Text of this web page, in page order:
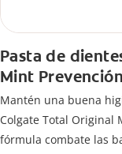
Pasta de
Mint
Mantén una buena
Colgate Total Original
fórmula combate las